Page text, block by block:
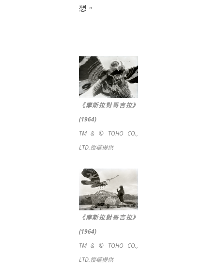
想。
《摩斯拉對哥吉拉》
(1964)
TM & © TOHO CO.,
LTD.授權提供
《摩斯拉對哥吉拉》
(1964)
TM & © TOHO CO.,
LTD.授權提供